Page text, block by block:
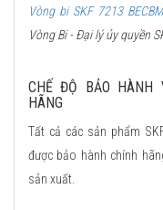
Vòng bi SKF 7213 BECBM
Vòng Bi - Đại lý ủy quyền
CHẾ ĐỘ BẢO HÀNH
HÃNG
Tất cả các sản phẩm
được bảo hành chính
sản xuất.